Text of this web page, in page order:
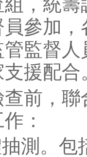
，統籌
參加，
監督人
援配合
前，聯
：
。包